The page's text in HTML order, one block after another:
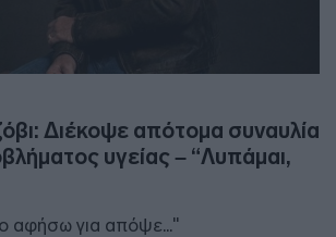
Διέκοψε απότομα συναυλία
υγείας – “Λυπάμαι,
αφήσω για απόψε..."